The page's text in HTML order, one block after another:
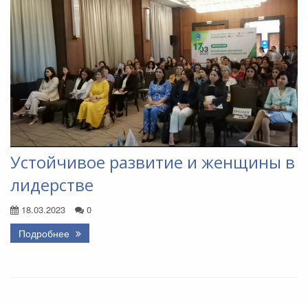
Устойчивое развитие и женщины в
лидерстве
18.03.2023 0
Подробнее